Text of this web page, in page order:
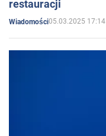
restauracji
Wiadomości05.03.2025 17:14